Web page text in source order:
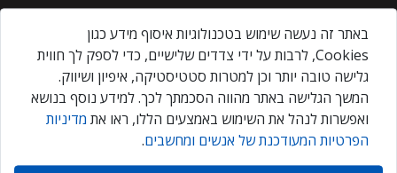
About Us
Privacy Policy
Contact Us
Our Events
אנשים ומחשבים © 2026 – כל הזכויות שמורות
באתר זה נעשה שימוש בטכנולוגיות איסוף מידע כגון
Cookies, לרבות על ידי צדדים שלישיים, כדי לספק לך חווית
גלישה טובה יותר וכן למטרות סטטיסטיקה, איפיון ושיווק.
המשך הגלישה באתר מהווה הסכמתך לכך. למידע נוסף בנושא
ואפשרות לנהל את השימוש באמצעים הללו, ראו את מדיניות
הפרטיות המעודכנת של אנשים ומחשבים.